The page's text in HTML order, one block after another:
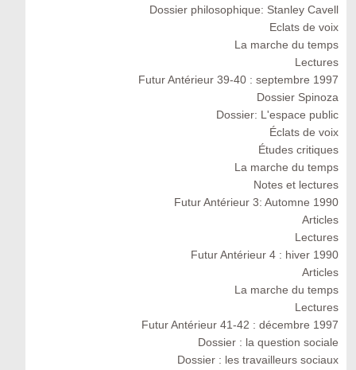
Dossier philosophique: Stanley Cavell
Eclats de voix
La marche du temps
Lectures
Futur Antérieur 39-40 : septembre 1997
Dossier Spinoza
Dossier: L'espace public
Éclats de voix
Études critiques
La marche du temps
Notes et lectures
Futur Antérieur 3: Automne 1990
Articles
Lectures
Futur Antérieur 4 : hiver 1990
Articles
La marche du temps
Lectures
Futur Antérieur 41-42 : décembre 1997
Dossier : la question sociale
Dossier : les travailleurs sociaux